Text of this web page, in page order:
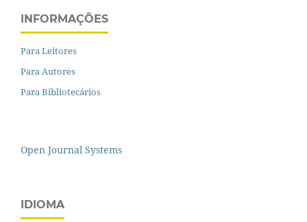
INFORMAÇÕES
Para Leitores
Para Autores
Para Bibliotecários
Open Journal Systems
IDIOMA